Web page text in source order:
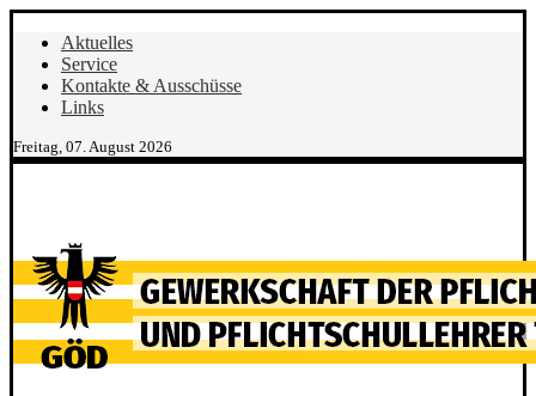
Aktuelles
Service
Kontakte & Ausschüsse
Links
Freitag, 07. August 2026